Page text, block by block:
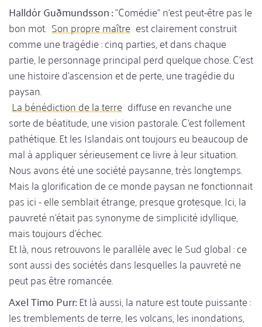
Halldór Guðmundsson :"Comédie" n'est peut-être pas le
bon mot. Son propre maître est clairement construit
comme une tragédie : cinq parties, et dans chaque
partie, le personnage principal perd quelque chose. C'est
une histoire d'ascension et de perte, une tragédie du
paysan.
La bénédiction de la terre diffuse en revanche une
sorte de béatitude, une vision pastorale. C'est follement
pathétique. Et les Islandais ont toujours eu beaucoup de
mal à appliquer sérieusement ce livre à leur situation.
Nous avons été une société paysanne, très longtemps.
Mais la glorification de ce monde paysan ne fonctionnait
pas ici - elle semblait étrange, presque grotesque. Ici, la
pauvreté n'était pas synonyme de simplicité idyllique,
mais toujours d'échec.
Et là, nous retrouvons le parallèle avec le Sud global : ce
sont aussi des sociétés dans lesquelles la pauvreté ne
peut pas être romancée.
Axel Timo Purr:Et là aussi, la nature est toute puissante :
les tremblements de terre, les volcans, les inondations,